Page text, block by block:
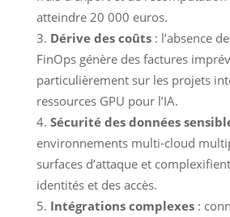
atteindre 20 000 euros.
Dérive des coûts: l’absence
FinOps génère des factures
particulièrement sur les projets
ressources GPU pour l’IA.
Sécurité des données
environnements multi-cloud
surfaces d’attaque et
identités et des accès.
Intégrations complexes: